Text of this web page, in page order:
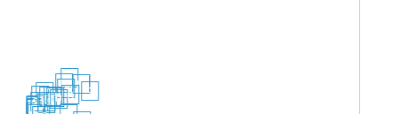
6
7
9
10
1112
14
15
16
17
18
19
22
23
24
26
27
28
29
30